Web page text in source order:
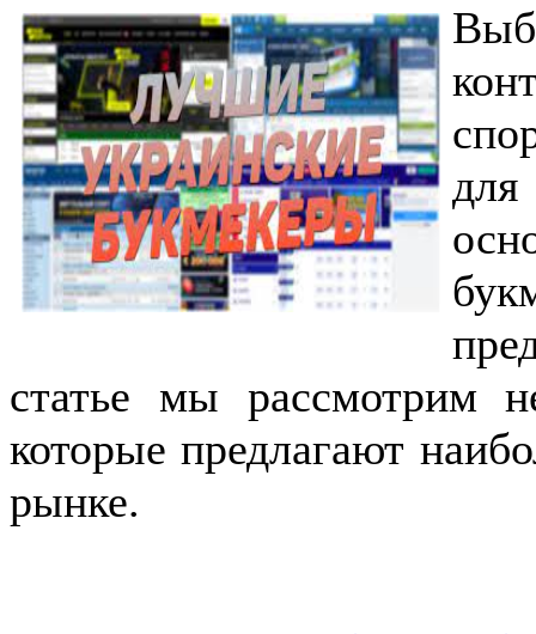
статье мы рассмотрим
которые предлагают
рынке.